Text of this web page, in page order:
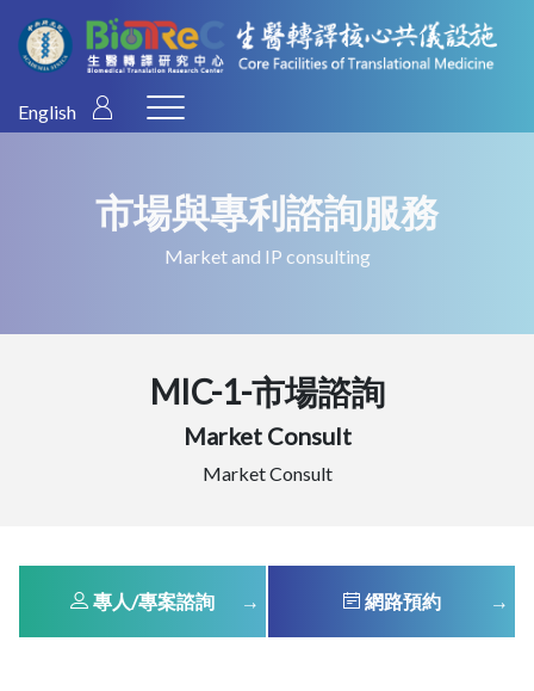
English
市場與專利諮詢服務
Market and IP consulting
MIC-1-市場諮詢
Market Consult
Market Consult
專人/專案諮詢 網路預約